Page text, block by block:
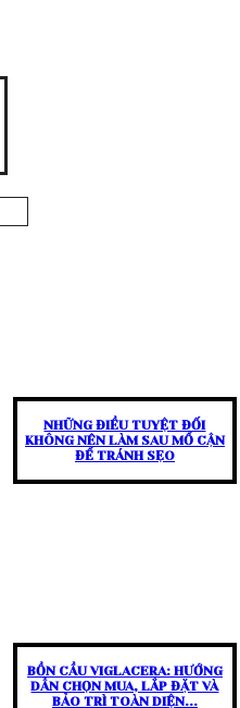
NHỮNG ĐIỀU TUYỆT ĐỐI
KHÔNG NÊN LÀM SAU MỔ CẬN
ĐỂ TRÁNH SẸO
BỒN CẦU VIGLACERA: HƯỚNG
DẪN CHỌN MUA, LẮP ĐẶT VÀ
BẢO TRÌ TOÀN DIỆN...